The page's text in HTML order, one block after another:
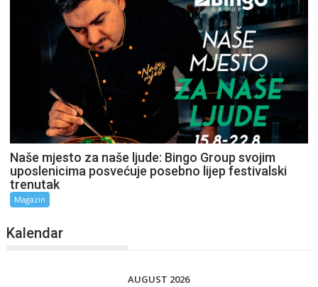
Naše mjesto za naše ljude: Bingo Group svojim
uposlenicima posvećuje posebno lijep festivalski
trenutak
Magazin
Kalendar
AUGUST 2026